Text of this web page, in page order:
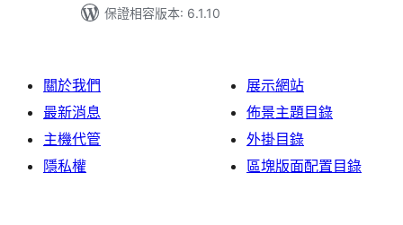
保證相容版本: 6.1.10
關於我們
最新消息
主機代管
隱私權
展示網站
佈景主題目錄
外掛目錄
區塊版面配置目錄